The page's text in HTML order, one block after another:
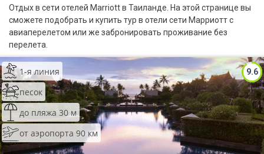
Отдых в сети отелей Marriott в Таиланде. На этой странице вы
сможете подобрать и купить тур в отели сети Марриотт с
авиаперелетом или же забронировать проживание без
перелета.
9.6
1-я линия
песок
до пляжа 30 м
от аэропорта 90 км
Хайнань
Северный Гоа
Занзибар
Абхазия
Большой Сочи
Кав Мин Воды